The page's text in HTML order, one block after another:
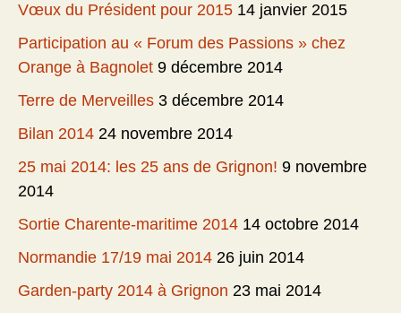
Vœux du Président pour 2015 14 janvier 2015
Participation au « Forum des Passions » chez
Orange à Bagnolet 9 décembre 2014
Terre de Merveilles 3 décembre 2014
Bilan 2014 24 novembre 2014
25 mai 2014: les 25 ans de Grignon! 9 novembre
2014
Sortie Charente-maritime 2014 14 octobre 2014
Normandie 17/19 mai 2014 26 juin 2014
Garden-party 2014 à Grignon 23 mai 2014